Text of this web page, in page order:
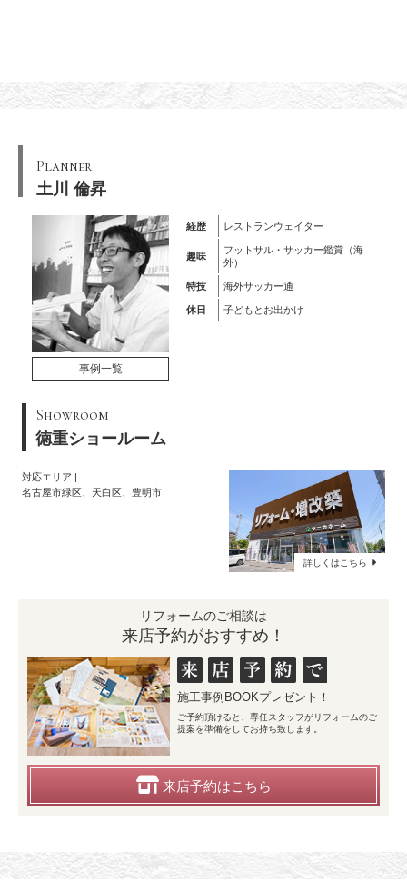
Planner
土川 倫昇
事例一覧
経歴 レストランウェイター
趣味
フットサル・サッカー鑑賞（海
外）
特技 海外サッカー通
休日 子どもとお出かけ
Showroom
徳重ショールーム
対応エリア
名古屋市緑区、天白区、豊明市
詳しくはこちら
リフォームのご相談は
来店予約がおすすめ！
施工事例BOOKプレゼント！
ご予約頂けると、専任スタッフがリフォームのご
提案を準備をしてお持ち致します。
来店予約はこちら